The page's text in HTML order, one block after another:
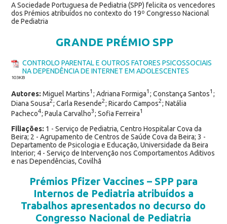
A Sociedade Portuguesa de Pediatria (SPP) felicita os vencedores
dos Prémios atribuídos no contexto do 19º Congresso Nacional
de Pediatria
GRANDE PRÉMIO SPP
CONTROLO PARENTAL E OUTROS FATORES PSICOSSOCIAIS
NA DEPENDÊNCIA DE INTERNET EM ADOLESCENTES
103KB
Autores: Miguel Martins1 ; Adriana Formiga1 ; Constança Santos1 ;
Diana Sousa2; Carla Resende2; Ricardo Campos2; Natália
Pacheco4; Paula Carvalho3; Sofia Ferreira1
Filiações: 1 - Serviço de Pediatria, Centro Hospitalar Cova da
Beira; 2 - Agrupamento de Centros de Saúde Cova da Beira; 3 -
Departamento de Psicologia e Educação, Universidade da Beira
Interior; 4 - Serviço de Intervenção nos Comportamentos Aditivos
e nas Dependências, Covilhã
Prémios Pfizer Vaccines – SPP para
Internos de Pediatria atribuídos a
Trabalhos apresentados no decurso do
Congresso Nacional de Pediatria